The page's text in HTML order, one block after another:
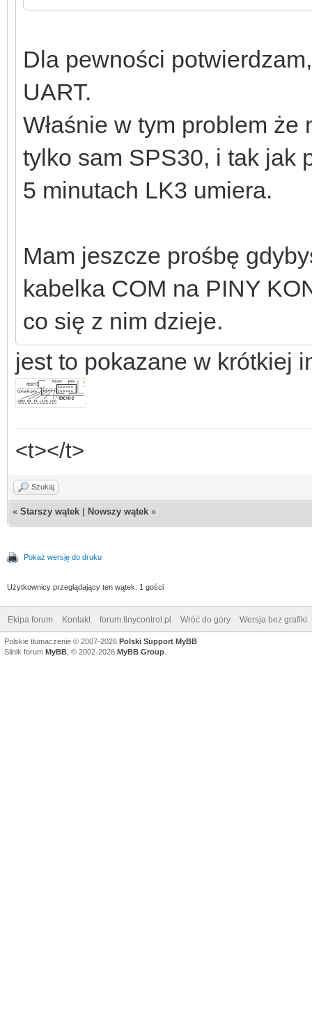
Dla pewności
UART.
Właśnie w tym problem
tylko sam SPS30, i tak jak
5 minutach LK3 umiera.
Mam jeszcze prośbę
kabelka COM na PINY
co się z nim dzieje.
jest to pokazane w krótkiej
<t></t>
Szukaj
« Starszy wątek Nowszy wątek »
Pokaż wersję do druku
Użytkownicy przeglądający ten wątek: 1 gości
Ekipa forum Kontakt forum.tinycontrol.pl Wróć do góry Wersja bez grafiki
Polskie tłumaczenie © 2007-2026 Polski Support MyBB
Silnik forum MyBB , © 2002-2026 MyBB Group